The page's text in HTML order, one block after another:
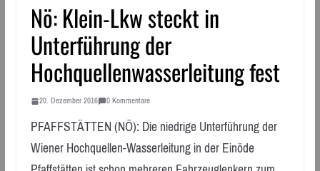
Nö: Klein-Lkw steckt in
Unterführung der
Hochquellenwasserleitung fest
20. Dezember 2016 0 Kommentare
PFAFFSTÄTTEN (NÖ): Die niedrige Unterführung der
Wiener Hochquellen-Wasserleitung in der Einöde